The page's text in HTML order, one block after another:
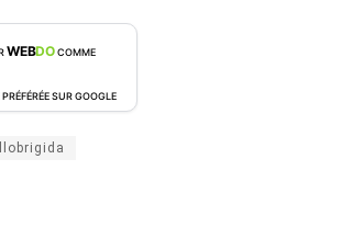
WEBDOCOMME
SUR GOOGLE